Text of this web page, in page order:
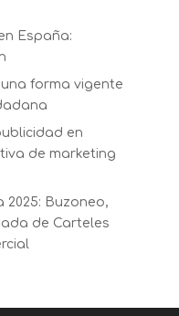
España:
forma vigente
en
de marketing
2025: Buzoneo,
de Carteles